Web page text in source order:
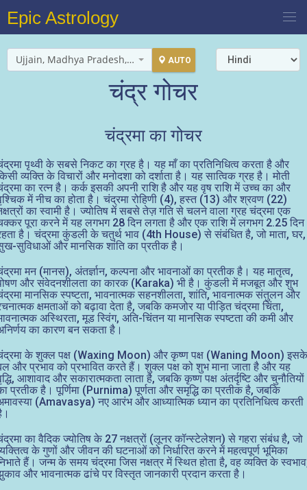
Epic Astrology
Ujjain, Madhya Pradesh, India AUTO
चंद्र गोचर
चंद्रमा का गोचर
पृथ्वी के सबसे निकट का ग्रह है। यह माँ का प्रतिनिधित्व करता है और
व्यक्ति के विचारों और मनोदशा को दर्शाता है। यह सात्विक ग्रह है। मोती
का रत्न है। कर्क इसकी अपनी राशि है और यह वृष राशि में उच्च का और
में नीच का होता है। चंद्रमा रोहिणी (4), हस्त (13) और श्रवण (22)
का स्वामी है। ज्योतिष में सबसे तेज़ गति से चलने वाला ग्रह चंद्रमा एक
पूरा करने में यह लगभग 28 दिन लगता है और एक राशि में लगभग 2.25 दिन
है। चंद्रमा कुंडली के चतुर्थ भाव (4th House) से संबंधित है, जो माता, घर,
सुविधाओं और मानसिक शांति का प्रतीक है।
मन (मानस), अंतर्ज्ञान, कल्पना और भावनाओं का प्रतीक है। यह मातृत्व,
और संवेदनशीलता का कारक (Karaka) भी है। कुंडली में मजबूत और शुभ
मानसिक स्पष्टता, भावनात्मक सहनशीलता, शांति, भावनात्मक संतुलन और
क्षमताओं को बढ़ावा देता है, जबकि कमजोर या पीड़ित चंद्रमा चिंता,
अस्थिरता, मूड स्विंग, अति-चिंतन या मानसिक स्पष्टता की कमी और
का कारण बन सकता है।
के शुक्ल पक्ष (Waxing Moon) और कृष्ण पक्ष (Waning Moon) इसके
और प्रभाव को प्रभावित करते हैं। शुक्ल पक्ष को शुभ माना जाता है और यह
आशावाद और सकारात्मकता लाता है, जबकि कृष्ण पक्ष अंतर्दृष्टि और चुनौतियों
प्रतीक है। पूर्णिमा (Purnima) पूर्णता और समृद्धि का प्रतीक है, जबकि
(Amavasya) नए आरंभ और आध्यात्मिक ध्यान का प्रतिनिधित्व करती
का वैदिक ज्योतिष के 27 नक्षत्रों (लूनर कॉन्स्टेलेशन) से गहरा संबंध है, जो
के गुणों और जीवन की घटनाओं को निर्धारित करने में महत्वपूर्ण भूमिका
हैं। जन्म के समय चंद्रमा जिस नक्षत्र में स्थित होता है, वह व्यक्ति के
और भावनात्मक ढांचे पर विस्तृत जानकारी प्रदान करता है।